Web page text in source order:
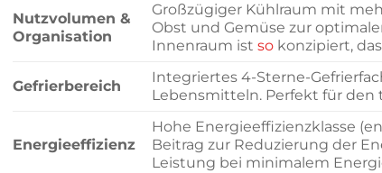
Nutzvolumen &
Organisation
Großzügiger Kühlraum mit
Obst und Gemüse zur
Innenraum ist sokonzipiert,
Gefrierbereich
Integriertes 4-Sterne-
Lebensmitteln. Perfekt für den
Energieeffizienz
Hohe Energieeffizienzklasse
Beitrag zur Reduzierung der
Leistung bei minimalem